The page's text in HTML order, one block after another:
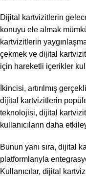
Dijital kartvizitlerin
konuyu ele almak
kartvizitlerin
çekmek ve dijital
için hareketli içerikler
İkincisi, artırılmış
dijital kartvizitlerin
teknolojisi, dijital
kullanıcıların daha
Bunun yanı sıra, dijital
platformlarıyla
Kullanıcılar, dijital